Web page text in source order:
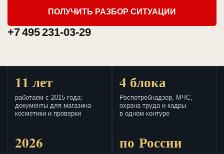
ПОЛУЧИТЬ РАЗБОР СИТУАЦИИ
+7 495 231-03-29
11 лет
работаем с 2015 года:
документы для магазина
косметики и проверки
4 блока
Роспотребнадзор, МЧС,
охрана труда и кадры
в одном контуре
2026 по России